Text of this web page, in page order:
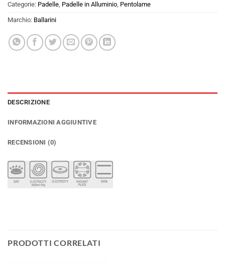
Categorie: Padelle, Padelle in Alluminio, Pentolame
Marchio: Ballarini
DESCRIZIONE
INFORMAZIONI AGGIUNTIVE
RECENSIONI (0)
PRODOTTI CORRELATI